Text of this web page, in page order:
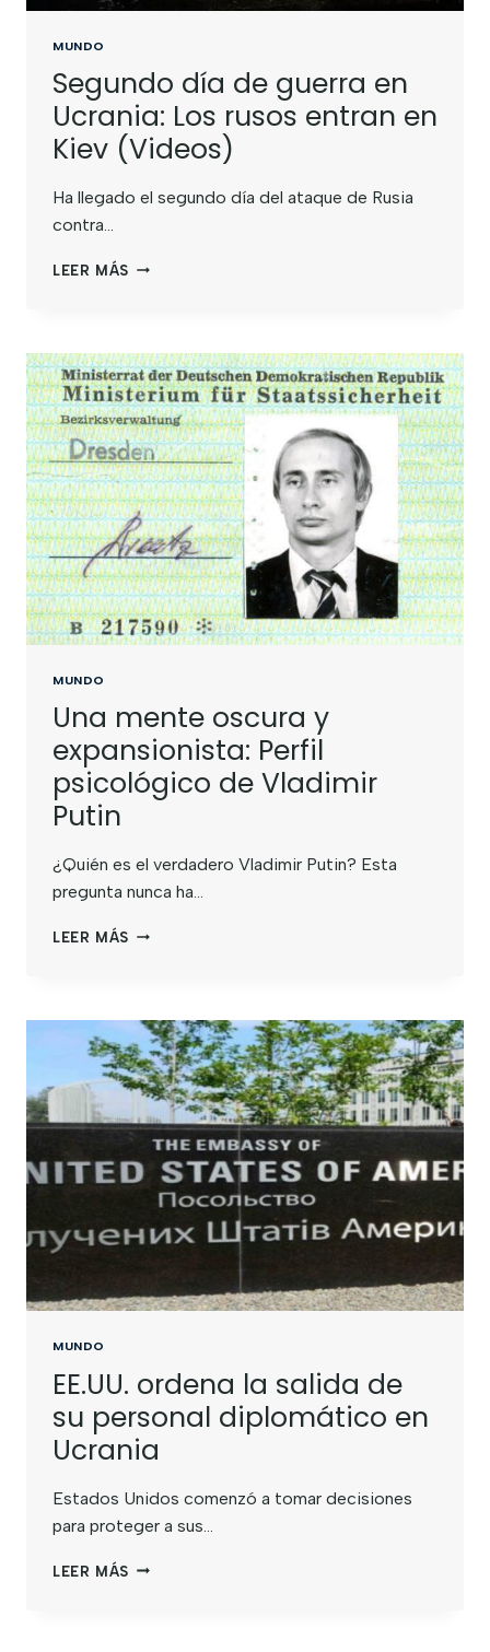
MUNDO
Segundo día de guerra en
Ucrania: Los rusos entran en
Kiev (Videos)
Ha llegado el segundo día del ataque de Rusia
contra…
LEER MÁS
MUNDO
Una mente oscura y
expansionista: Perfil
psicológico de Vladimir
Putin
¿Quién es el verdadero Vladimir Putin? Esta
pregunta nunca ha…
LEER MÁS
MUNDO
EE.UU. ordena la salida de
su personal diplomático en
Ucrania
Estados Unidos comenzó a tomar decisiones
para proteger a sus…
LEER MÁS